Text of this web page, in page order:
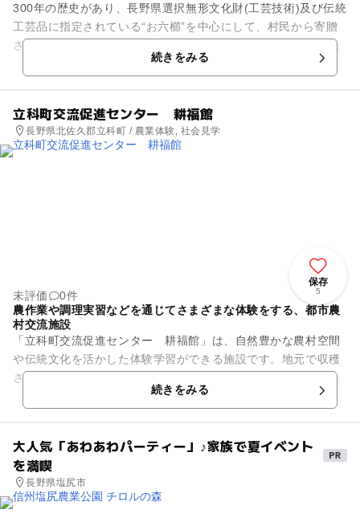
300年の歴史があり、長野県選択無形文化財(工芸技術)及び伝統
工芸品に指定されている“お六櫛”を中心にして、村民から寄贈
された民俗資料などを展示している「木祖村郷土館」。お六
続きをみる
立科町交流促進センター 耕福館
長野県北佐久郡立科町 / 農業体験, 社会見学
保存
5
未評価
0件
農作業や調理実習などを通じてさまざまな体験をする、都市農
村交流施設
「立科町交流促進センター 耕福館」は、自然豊かな農村空間
や伝統文化を活かした体験学習ができる施設です。地元で収穫
された食材を使った調理体験、伝統工芸や手芸等の工作体験、
周辺農地での田植えやりんご...続きをみる
大人気「あわあわパーティー」♪家族で夏イベント
を満喫
長野県塩尻市